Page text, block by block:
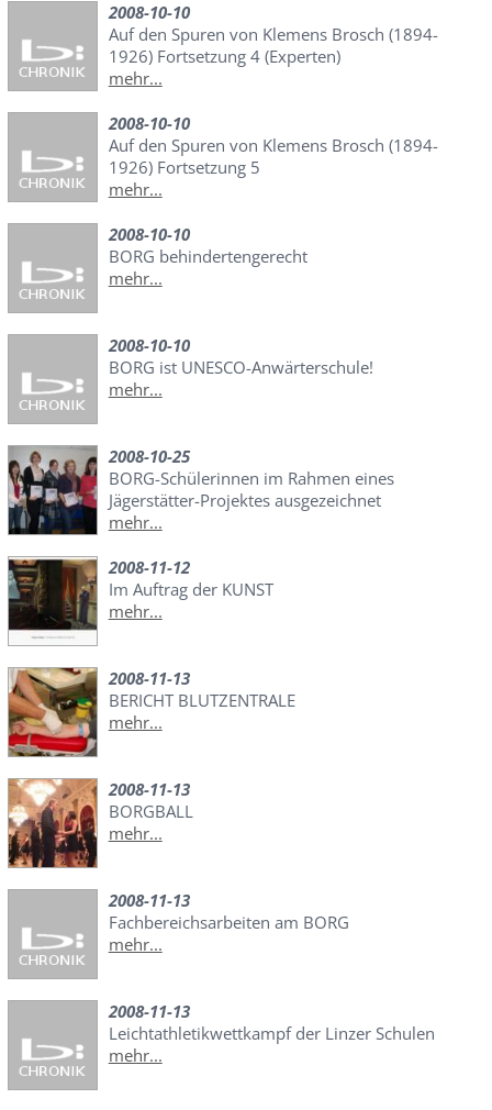
2008-10-10
Auf den Spuren von Klemens Brosch (1894-
1926) Fortsetzung 4 (Experten)
mehr...
2008-10-10
Auf den Spuren von Klemens Brosch (1894-
1926) Fortsetzung 5
mehr...
2008-10-10
BORG behindertengerecht
mehr...
2008-10-10
BORG ist UNESCO-Anwärterschule!
mehr...
2008-10-25
BORG-Schülerinnen im Rahmen eines
Jägerstätter-Projektes ausgezeichnet
mehr...
2008-11-12
Im Auftrag der KUNST
mehr...
2008-11-13
BERICHT BLUTZENTRALE
mehr...
2008-11-13
BORGBALL
mehr...
2008-11-13
Fachbereichsarbeiten am BORG
mehr...
2008-11-13
Leichtathletikwettkampf der Linzer Schulen
mehr...